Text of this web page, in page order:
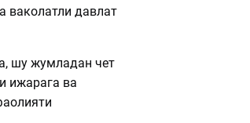
давлат
шу жумладан чет
ижарага ва